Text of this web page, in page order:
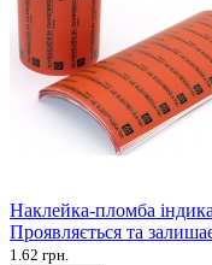
Наклейка-пломба
Проявляється та
1.62 грн.